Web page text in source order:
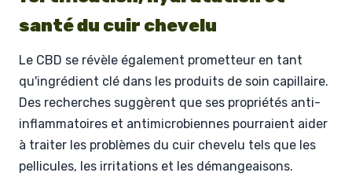
santé du cuir chevelu
Le CBD se révèle également prometteur en tant
qu'ingrédient clé dans les produits de soin capillaire.
Des recherches suggèrent que ses propriétés anti-
inflammatoires et antimicrobiennes pourraient aider
à traiter les problèmes du cuir chevelu tels que les
pellicules, les irritations et les démangeaisons.